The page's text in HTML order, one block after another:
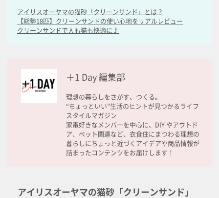
アイリスオーヤマの猫砂「クリーンサンド」とは？
【総勢18匹】クリーンサンドの使い心地をリアルレビュー
クリーンサンドで人も猫も快適に♪
＋1 Day 編集部
理想の暮らしをさがす、つくる。
“ちょっといい”生活のヒントが見つかるライフ
スタイルマガジン
家電好きなメンバーを中心に、DIY やアウトド
ア、ペット関連など、衣食住にまつわる理想の
暮らしにちょっと近づくアイデアや商品情報が
詰まったコンテンツをお届けします！
アイリスオーヤマの猫砂「クリーンサンド」